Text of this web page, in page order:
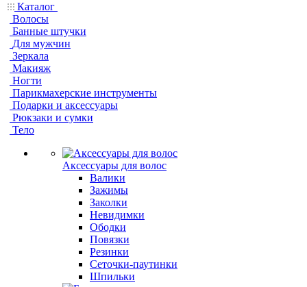
Каталог
Волосы
Банные штучки
Для мужчин
Зеркала
Макияж
Ногти
Парикмахерские инструменты
Подарки и аксессуары
Рюкзаки и сумки
Тело
Аксессуары для волос
Валики
Зажимы
Заколки
Невидимки
Ободки
Повязки
Резинки
Сеточки-паутинки
Шпильки